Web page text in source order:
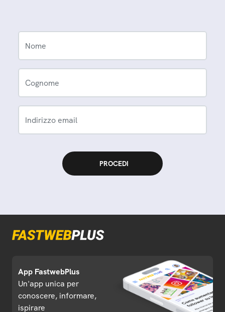
Nome
Cognome
Indirizzo email
App FastwebPlus
Un'app unica per
conoscere, informare,
ispirare